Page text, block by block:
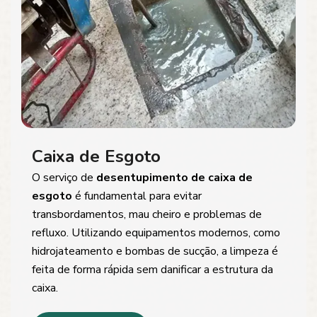
Caixa de Esgoto
O serviço de desentupimento de caixa de
esgoto é fundamental para evitar
transbordamentos, mau cheiro e problemas de
refluxo. Utilizando equipamentos modernos, como
hidrojateamento e bombas de sucção, a limpeza é
feita de forma rápida sem danificar a estrutura da
caixa.